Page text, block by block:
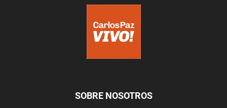
SOBRE NOSOTROS